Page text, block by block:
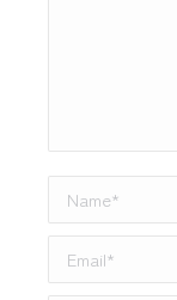
Name *
Email *